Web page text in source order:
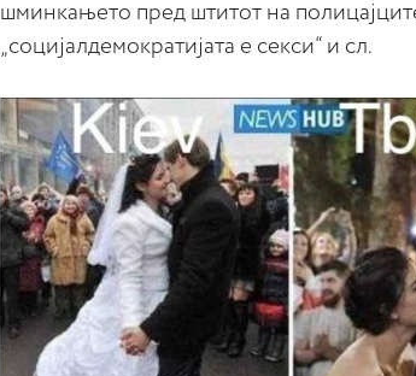
шминкањето пред штитот на
„социјалдемократијата е секси“ и сл.